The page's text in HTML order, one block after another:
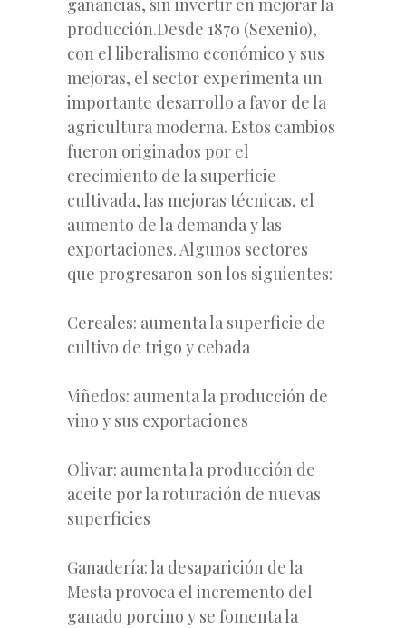
ganancias, sin invertir en mejorar la
producción.Desde 1870 (Sexenio),
con el liberalismo económico y sus
mejoras, el sector experimenta un
importante desarrollo a favor de la
agricultura moderna. Estos cambios
fueron originados por el
crecimiento de la superficie
cultivada, las mejoras técnicas, el
aumento de la demanda y las
exportaciones. Algunos sectores
que progresaron son los siguientes:
Cereales: aumenta la superficie de
cultivo de trigo y cebada
Viñedos: aumenta la producción de
vino y sus exportaciones
Olivar: aumenta la producción de
aceite por la roturación de nuevas
superficies
Ganadería: la desaparición de la
Mesta provoca el incremento del
ganado porcino y se fomenta la